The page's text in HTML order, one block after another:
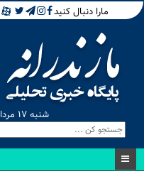
مارا دنبال کنید
شنبه ۱۷ مرداد ۱۴۰۵- Aug 8 2026